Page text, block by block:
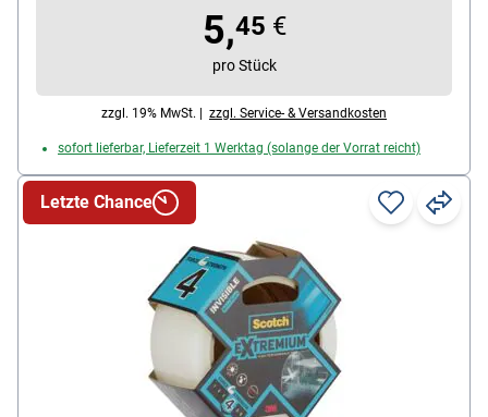
5,45 €
pro Stück
zzgl. 19% MwSt. | zzgl. Service- & Versandkosten
sofort lieferbar, Lieferzeit 1 Werktag (solange der Vorrat reicht)
Letzte Chance